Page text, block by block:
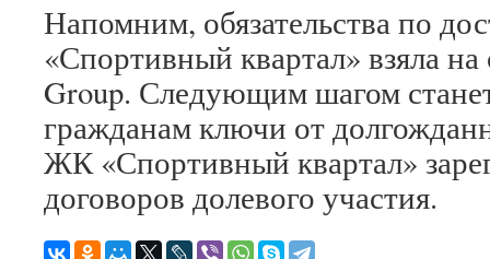
Напомним, обязательства по
«Спортивный квартал» взяла
Group. Следующим шагом
гражданам ключи от
ЖК «Спортивный квартал»
договоров долевого участия.